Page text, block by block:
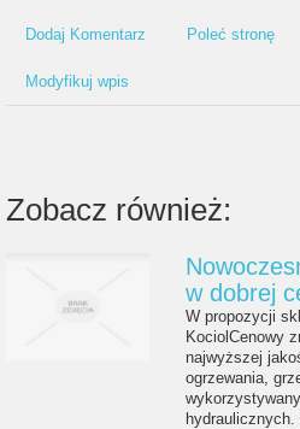
Dodaj Komentarz Poleć stronę
Modyfikuj wpis
Zobacz również:
w dobrej
W propozycji
KociolCenowy
najwyższej
ogrzewania,